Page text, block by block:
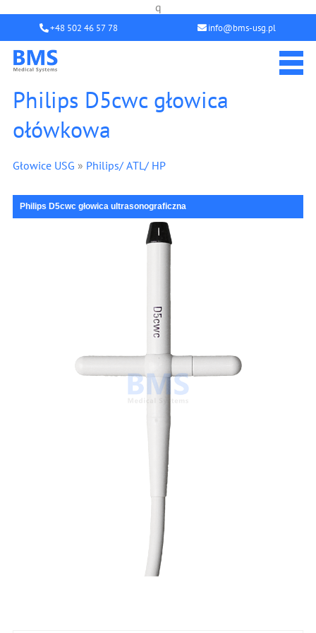
q
+48 502 46 57 78 info@bms-usg.pl
Philips D5cwc głowica
ołówkowa
Głowice USG » Philips/ ATL/ HP
Philips D5cwc głowica ultrasonograficzna